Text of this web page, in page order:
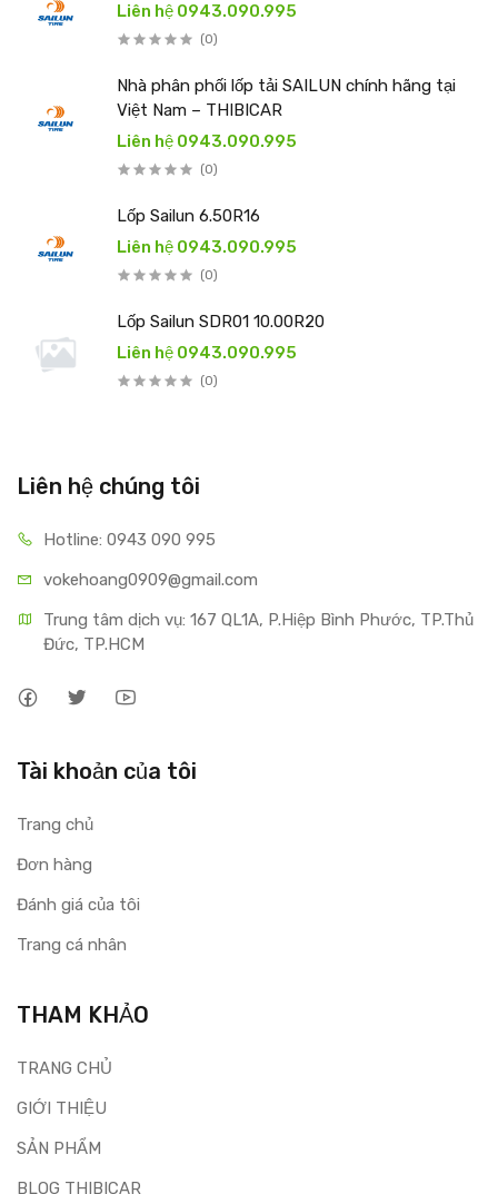
Liên hệ 0943.090.995
(0)
Nhà phân phối lốp tải SAILUN chính hãng tại
Việt Nam – THIBICAR
Liên hệ 0943.090.995
(0)
Lốp Sailun 6.50R16
Liên hệ 0943.090.995
(0)
Lốp Sailun SDR01 10.00R20
Liên hệ 0943.090.995
(0)
Liên hệ chúng tôi
Hotline: 0943 090 995
vokehoang0909@gmail.com
Trung tâm dịch vụ: 167 QL1A, P.Hiệp Bình Phước, TP.Thủ
Đức, TP.HCM
Tài khoản của tôi
Trang chủ
Đơn hàng
Đánh giá của tôi
Trang cá nhân
THAM KHẢO
TRANG CHỦ
GIỚI THIỆU
SẢN PHẨM
BLOG THIBICAR